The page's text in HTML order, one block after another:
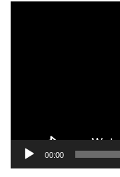
00:00